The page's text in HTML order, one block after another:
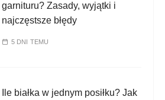
garnituru? Zasady, wyjątki i
najczęstsze błędy
5 DNI TEMU
Ile białka w jednym posiłku? Jak